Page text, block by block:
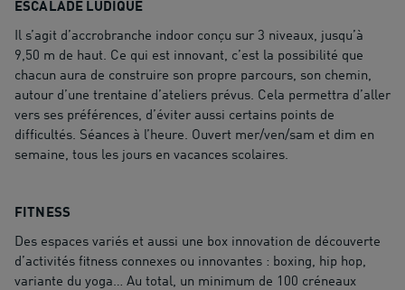
ESCALADE LUDIQUE
Il s’agit d’accrobranche indoor conçu sur 3 niveaux, jusqu’à
9,50 m de haut. Ce qui est innovant, c’est la possibilité que
chacun aura de construire son propre parcours, son chemin,
autour d’une trentaine d’ateliers prévus. Cela permettra d’aller
vers ses préférences, d’éviter aussi certains points de
difficultés. Séances à l’heure. Ouvert mer/ven/sam et dim en
semaine, tous les jours en vacances scolaires.
FITNESS
Des espaces variés et aussi une box innovation de découverte
d’activités fitness connexes ou innovantes : boxing, hip hop,
variante du yoga… Au total, un minimum de 100 créneaux